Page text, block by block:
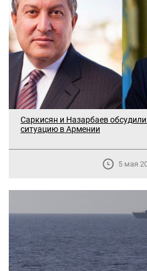
Саркисян и Назарбаев
ситуацию в Армении
5 мая